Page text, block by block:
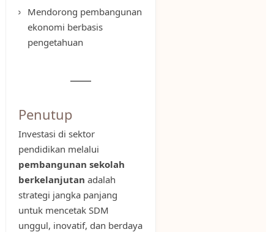
Mendorong pembangunan
ekonomi berbasis
pengetahuan
Penutup
Investasi di sektor
pendidikan melalui
pembangunan sekolah
berkelanjutan adalah
strategi jangka panjang
untuk mencetak SDM
unggul, inovatif, dan berdaya